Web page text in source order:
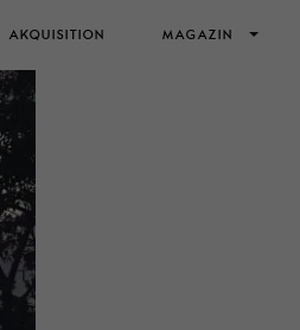
AKQUISITION MAGAZIN